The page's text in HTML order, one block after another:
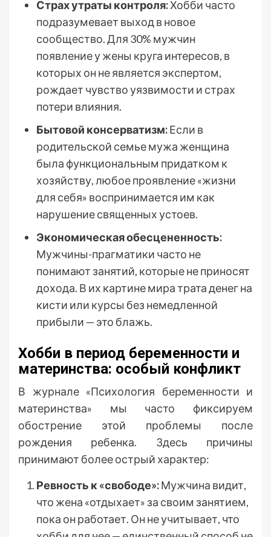
Страх утраты контроля:Хобби часто
подразумевает выход в новое
сообщество. Для 30% мужчин
появление у жены круга интересов, в
которых он не является экспертом,
рождает чувство уязвимости и страх
потери влияния.
Бытовой консерватизм:Если в
родительской семье мужа женщина
была функциональным придатком к
хозяйству, любое проявление «жизни
для себя» воспринимается им как
нарушение священных устоев.
Экономическая обесцененность:
Мужчины-прагматики часто не
понимают занятий, которые не приносят
дохода. В их картине мира трата денег на
кисти или курсы без немедленной
прибыли — это блажь.
Хобби в период беременности и
материнства: особый конфликт
В журнале «Психология беременности и
материнства» мы часто фиксируем
обострение этой проблемы после
рождения ребенка. Здесь причины
принимают более острый характер:
Ревность к «свободе»:Мужчина видит,
что жена «отдыхает» за своим занятием,
пока он работает. Он не учитывает, что